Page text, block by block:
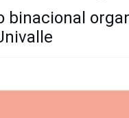
binacional